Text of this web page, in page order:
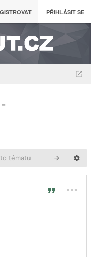
PŘIHLÁSIT SE